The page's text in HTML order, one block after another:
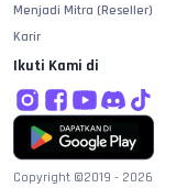
Menjadi Mitra (Reseller)
Karir
Ikuti Kami di
Copyright ©2019 - 2026